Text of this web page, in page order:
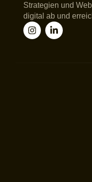
Strategien und
digital ab und